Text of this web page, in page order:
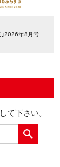
｣2026年8月号
て下さい。